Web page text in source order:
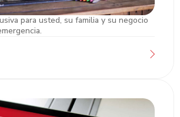
VIP
para usted, su familia y su negocio